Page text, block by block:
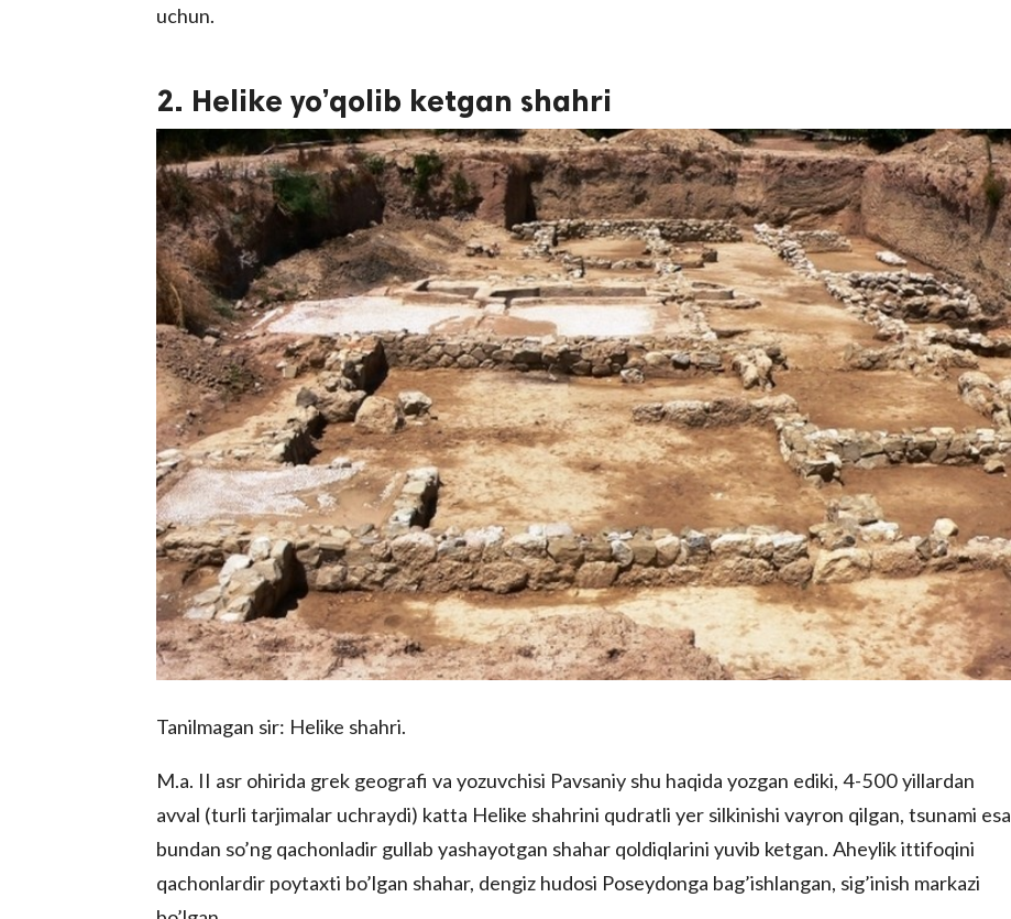
uchun.
2. Helike yo’qolib ketgan shahri
Tanilmagan sir: Helike shahri.
M.a. II asr ohirida grek geografi va yozuvchisi Pavsaniy shu haqida yozgan ediki, 4-500 yillardan
avval (turli tarjimalar uchraydi) katta Helike shahrini qudratli yer silkinishi vayron qilgan, tsunami esa
bundan so’ng qachonladir gullab yashayotgan shahar qoldiqlarini yuvib ketgan. Aheylik ittifoqini
qachonlardir poytaxti bo’lgan shahar, dengiz hudosi Poseydonga bag’ishlangan, sig’inish markazi